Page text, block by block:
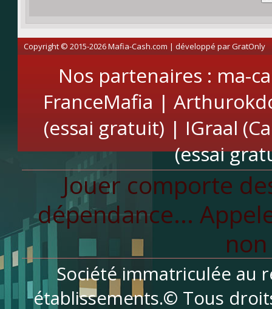
Copyright © 2015-2026 Mafia-Cash.com | développé parGratOnly
Nos partenaires : ma-
FranceMafia |
(essai gratuit) | IGraal
(essai
Jouer comporte
dépendance...
Société immatriculée au
établissements.© Tous